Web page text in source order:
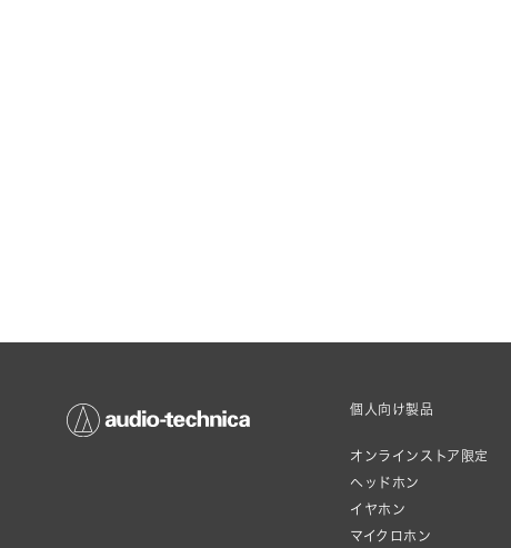
個人向け製品
オンラインストア限定
ヘッドホン
イヤホン
マイクロホン